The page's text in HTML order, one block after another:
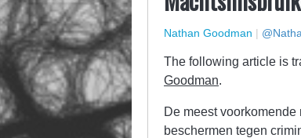
Nathan Goodman |
The following article is
Goodman.
De meest
beschermen tegen